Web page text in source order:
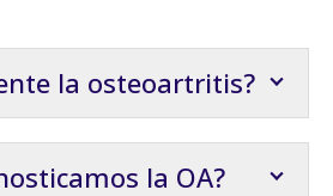
la osteoartritis?
la OA?